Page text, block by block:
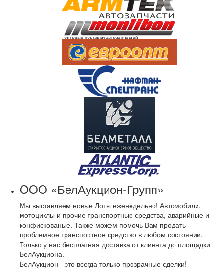
OOO «БелАукцион-Групп»
Мы выставляем новые Лоты еженедельно! Автомобили,
мотоциклы и прочие транспортные средства, аварийные и
конфискованые. Также можем помочь Вам продать
проблемное транспортное средство в любом состоянии.
Только у нас бесплатная доставка от клиента до площадки
БелАукциона.
БелАукцион - это всегда только прозрачные сделки!